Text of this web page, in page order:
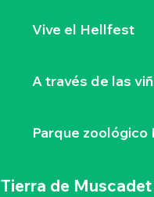
Vive el Hellfest
A través de las
Parque zoológico
Tierra de Muscadet